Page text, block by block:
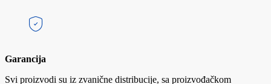
Garancija
Svi proizvodi su iz zvanične distribucije, sa proizvođačkom